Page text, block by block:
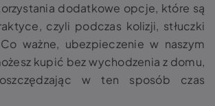
dodatkowe opcje, które są
czyli podczas kolizji, stłuczki
ważne, ubezpieczenie w naszym
kupić bez wychodzenia z domu,
w ten sposób czas